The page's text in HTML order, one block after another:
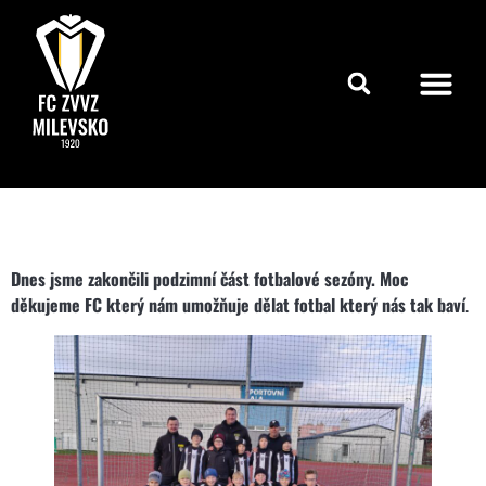
Dnes jsme zakončili podzimní část fotbalové sezóny. Moc
děkujeme FC který nám umožňuje dělat fotbal který nás tak baví.